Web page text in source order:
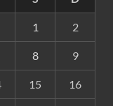
1 2
8 9
15 16